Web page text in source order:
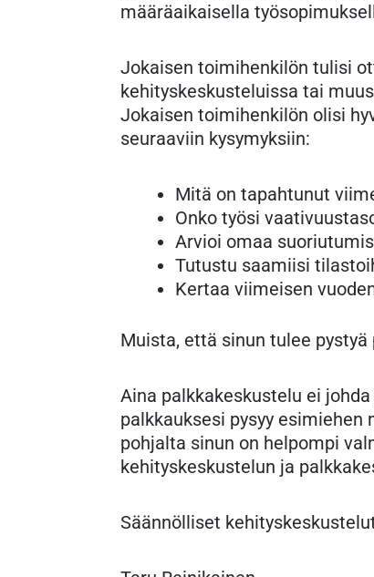
määräaikaisella
Jokaisen toimihenkilön tulisi
kehityskeskusteluissa tai
Jokaisen toimihenkilön olisi
seuraaviin kysymyksiin:
Mitä on tapahtunut
Onko työsi
Arvioi omaa
Tutustu saamiisi
Kertaa viimeisen
Muista, että sinun tulee
Aina palkkakeskustelu ei
palkkauksesi pysyy
pohjalta sinun on helpompi
kehityskeskustelun ja
Säännölliset